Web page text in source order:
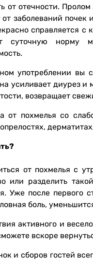
от отечности.
от заболеваний
справляется
суточную норму
употреблении вы
усиливает диурез
возвращает
от похмелья со
от похмелья с
или разделить
Уже после первого
боль,
активного и
вскоре
и сборов гостей